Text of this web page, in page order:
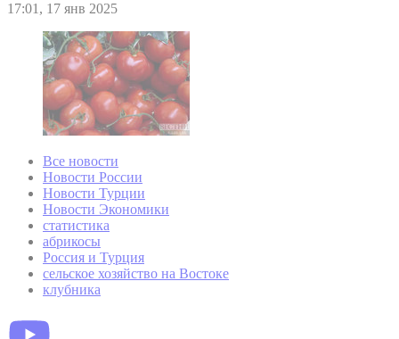
17:01, 17 янв 2025
Все новости
Новости России
Новости Турции
Новости Экономики
статистика
абрикосы
Россия и Турция
сельское хозяйство на Востоке
клубника